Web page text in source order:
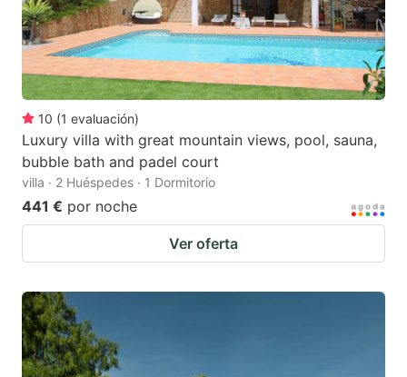
10 (1 evaluación)
Luxury villa with great mountain views, pool, sauna,
bubble bath and padel court
villa · 2 Huéspedes · 1 Dormitorio
441 € por noche
Ver oferta